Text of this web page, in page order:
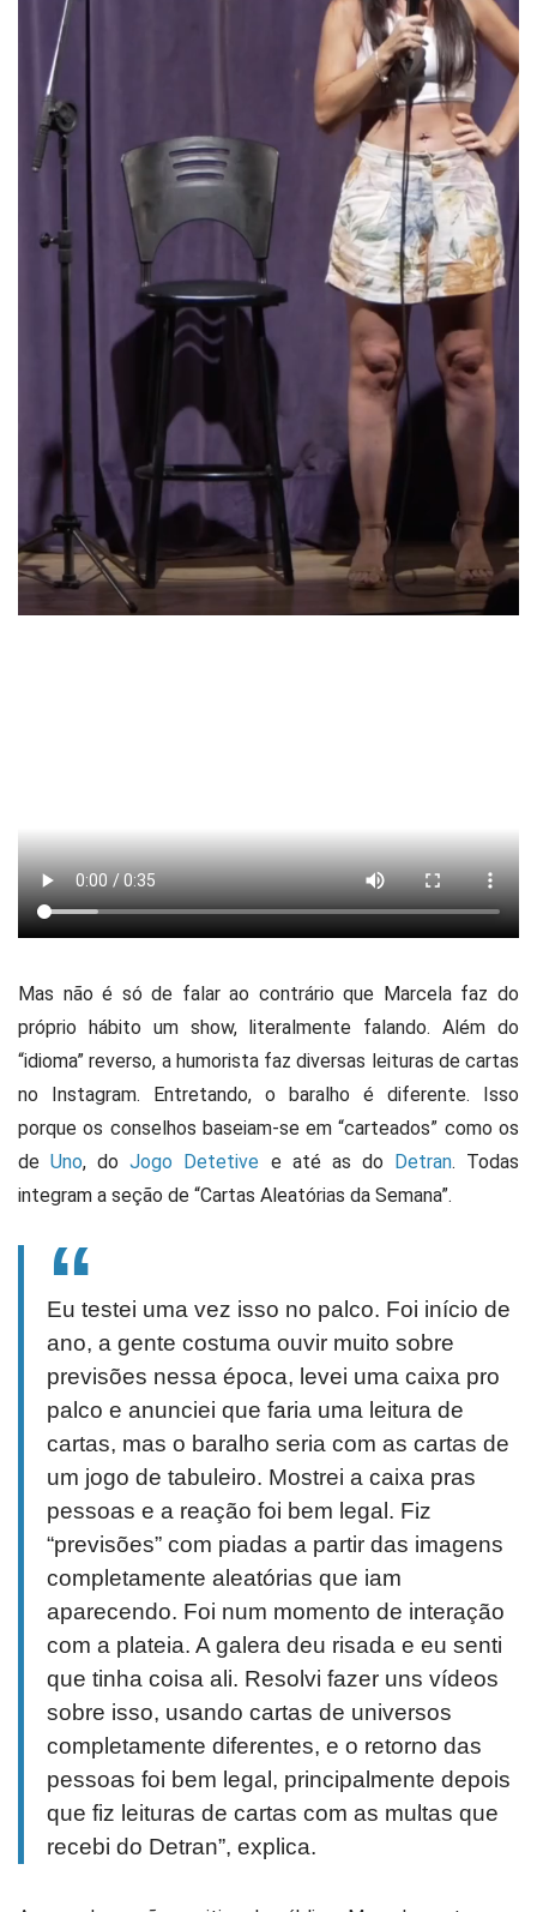
Mas não é só de falar ao contrário que Marcela faz do
próprio hábito um show, literalmente falando. Além do
“idioma” reverso, a humorista faz diversas leituras de cartas
no Instagram. Entretando, o baralho é diferente. Isso
porque os conselhos baseiam-se em “carteados” como os
deUno, doJogo Detetive e até as do Detran. Todas
integram a seção de “Cartas Aleatórias da Semana”.
Eu testei uma vez isso no palco. Foi início de
ano, a gente costuma ouvir muito sobre
previsões nessa época, levei uma caixa pro
palco e anunciei que faria uma leitura de
cartas, mas o baralho seria com as cartas de
um jogo de tabuleiro. Mostrei a caixa pras
pessoas e a reação foi bem legal. Fiz
“previsões” com piadas a partir das imagens
completamente aleatórias que iam
aparecendo. Foi num momento de interação
com a plateia. A galera deu risada e eu senti
que tinha coisa ali. Resolvi fazer uns vídeos
sobre isso, usando cartas de universos
completamente diferentes, e o retorno das
pessoas foi bem legal, principalmente depois
que fiz leituras de cartas com as multas que
recebi do Detran”, explica.